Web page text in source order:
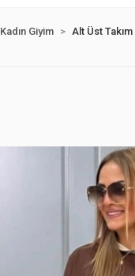
Kadın Giyim Alt Üst Takım